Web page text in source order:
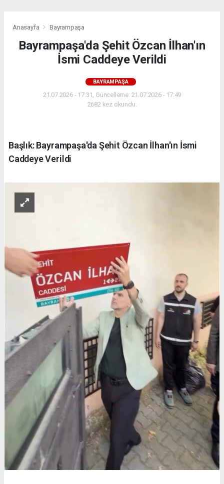
Anasayfa Bayrampaşa
Bayrampaşa'da Şehit Özcan İlhan'ın
İsmi Caddeye Verildi
BAYRAMPAŞA
21.07.2026 - 17:31, Güncelleme: 21.07.2026 - 17:49
2682 kez okundu.
Başlık: Bayrampaşa'da Şehit Özcan İlhan'ın İsmi
Caddeye Verildi